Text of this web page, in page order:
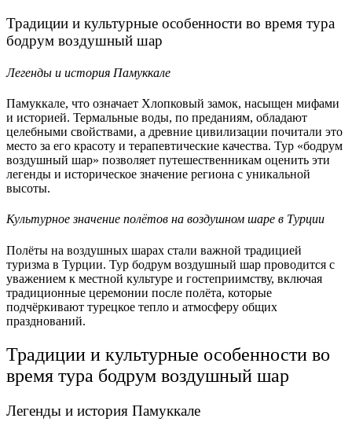
Традиции и культурные особенности во время тура
бодрум воздушный шар
Легенды и история Памуккале
Памуккале, что означает Хлопковый замок, насыщен мифами
и историей. Термальные воды, по преданиям, обладают
целебными свойствами, а древние цивилизации почитали это
место за его красоту и терапевтические качества. Тур «бодрум
воздушный шар» позволяет путешественникам оценить эти
легенды и историческое значение региона с уникальной
высоты.
Культурное значение полётов на воздушном шаре в Турции
Полёты на воздушных шарах стали важной традицией
туризма в Турции. Тур бодрум воздушный шар проводится с
уважением к местной культуре и гостеприимству, включая
традиционные церемонии после полёта, которые
подчёркивают турецкое тепло и атмосферу общих
празднований.
Традиции и культурные особенности во
время тура бодрум воздушный шар
Легенды и история Памуккале